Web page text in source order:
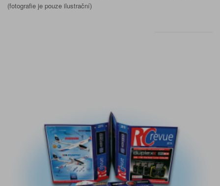
(fotografie je pouze ilustrační)